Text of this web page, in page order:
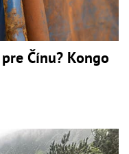
Čínu? Kongo